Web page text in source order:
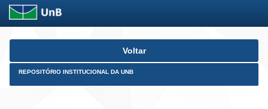
Skip
Voltar
REPOSITÓRIO INSTITUCIONAL DA UNB